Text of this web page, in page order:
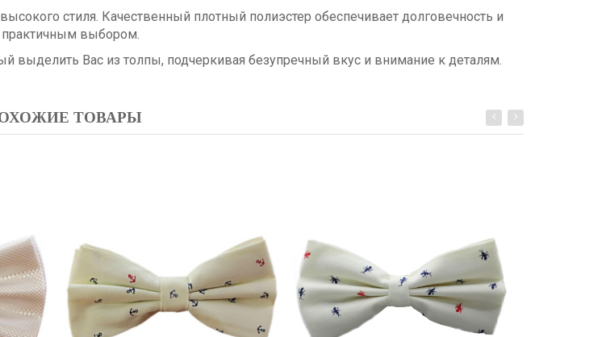
стиля. Качественный плотный полиэстер обеспечивает долговечность и
практичным выбором.
выделить Вас из толпы, подчеркивая безупречный вкус и внимание к деталям.
ТОВАРЫ